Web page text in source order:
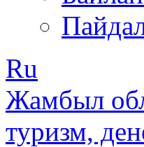
Ru
Жамбыл
туризм,